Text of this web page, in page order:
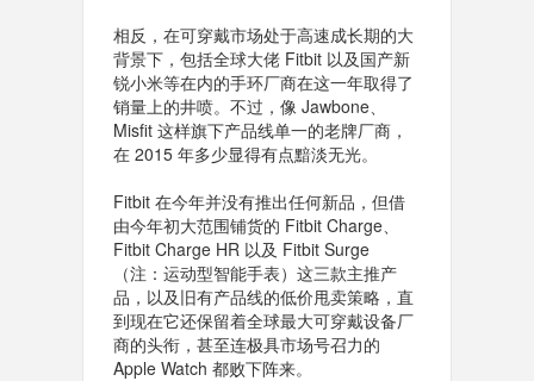
相反，在可穿戴市场处于高速成长期的大
背景下，包括全球大佬 Fitbit 以及国产新
锐小米等在内的手环厂商在这一年取得了
销量上的井喷。不过，像 Jawbone、
Misfit 这样旗下产品线单一的老牌厂商，
在 2015 年多少显得有点黯淡无光。
Fitbit 在今年并没有推出任何新品，但借
由今年初大范围铺货的 Fitbit Charge、
Fitbit Charge HR 以及 Fitbit Surge
（注：运动型智能手表）这三款主推产
品，以及旧有产品线的低价甩卖策略，直
到现在它还保留着全球最大可穿戴设备厂
商的头衔，甚至连极具市场号召力的
Apple Watch 都败下阵来。